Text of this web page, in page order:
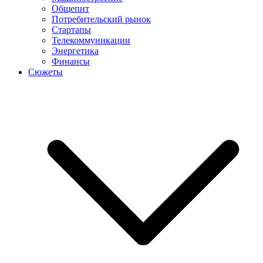
Общепит
Потребительский рынок
Стартапы
Телекоммуникации
Энергетика
Финансы
Сюжеты